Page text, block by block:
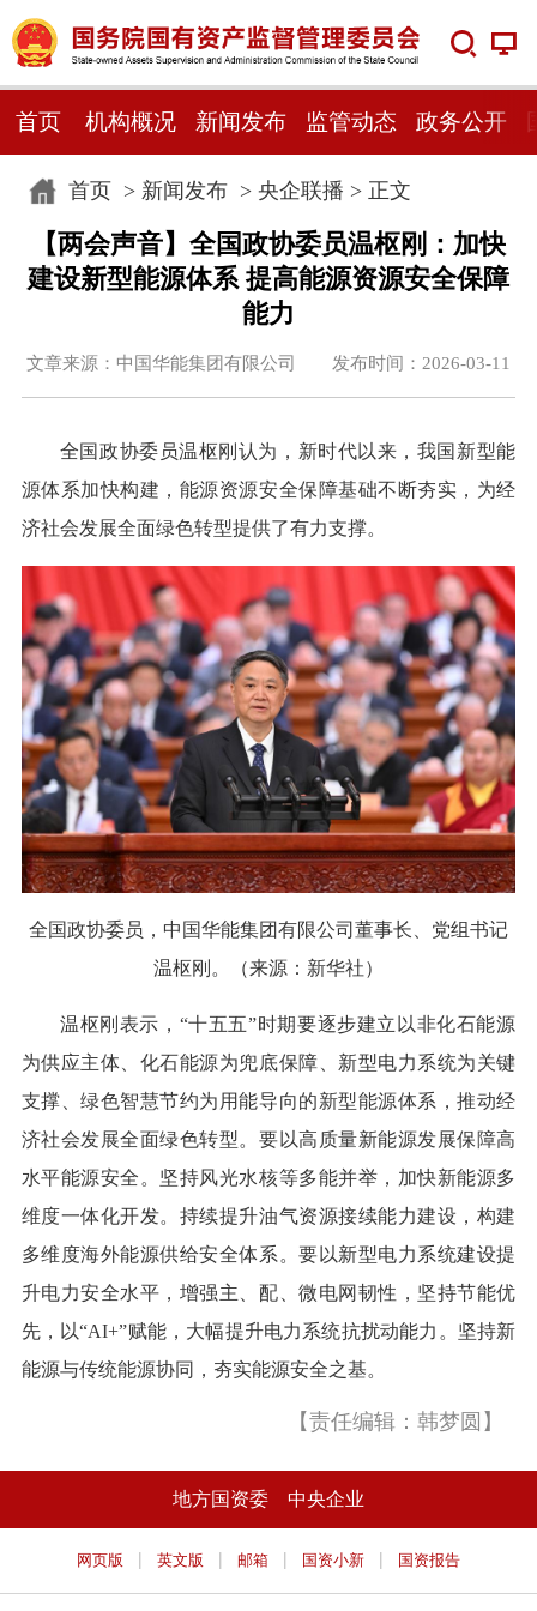
首页 机构概况 新闻发布 监管动态 政务公开
首页> 新闻发布> 央企联播 > 正文
【两会声音】全国政协委员温枢刚：加快
建设新型能源体系 提高能源资源安全保障
能力
文章来源：中国华能集团有限公司 发布时间：2026-03-11
全国政协委员温枢刚认为，新时代以来，我国新型能
源体系加快构建，能源资源安全保障基础不断夯实，为经
济社会发展全面绿色转型提供了有力支撑。
全国政协委员，中国华能集团有限公司董事长、党组书记
温枢刚。（来源：新华社）
温枢刚表示，“十五五”时期要逐步建立以非化石能源
为供应主体、化石能源为兜底保障、新型电力系统为关键
支撑、绿色智慧节约为用能导向的新型能源体系，推动经
济社会发展全面绿色转型。要以高质量新能源发展保障高
水平能源安全。坚持风光水核等多能并举，加快新能源多
维度一体化开发。持续提升油气资源接续能力建设，构建
多维度海外能源供给安全体系。要以新型电力系统建设提
升电力安全水平，增强主、配、微电网韧性，坚持节能优
先，以“AI+”赋能，大幅提升电力系统抗扰动能力。坚持新
能源与传统能源协同，夯实能源安全之基。
【责任编辑：韩梦圆】
地方国资委 中央企业
网页版 | 英文版 | 邮箱 | 国资小新 | 国资报告